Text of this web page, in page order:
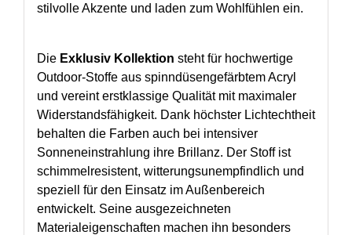
stilvolle Akzente und laden zum Wohlfühlen ein.
Die Exklusiv Kollektion steht für hochwertige
Outdoor-Stoffe aus spinndüsengefärbtem Acryl
und vereint erstklassige Qualität mit maximaler
Widerstandsfähigkeit. Dank höchster Lichtechtheit
behalten die Farben auch bei intensiver
Sonneneinstrahlung ihre Brillanz. Der Stoff ist
schimmelresistent, witterungsunempfindlich und
speziell für den Einsatz im Außenbereich
entwickelt. Seine ausgezeichneten
Materialeigenschaften machen ihn besonders